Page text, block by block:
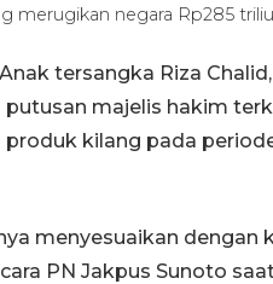
merugikan negara Rp285
tersangka Riza
majelis hakim
kilang pada
menyesuaikan
PN Jakpus Sunoto